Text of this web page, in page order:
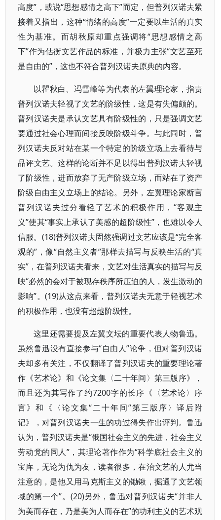
高度”，或说“思想感情之高下”而定，但普列汉诺夫紧
接着又指出，这种“情绪的高度”一定要以生活的真实
性为基准。而胡秋原却重点强调将“思想感情之高
下”作为估衡文艺作品的标准，并极力主张“文艺至死
是自由的”，这也不符合普列汉诺夫原典的内容。
以瞿秋白、冯雪峰等为代表的左翼理论家，指责
普列汉诺夫轻视了文艺的阶级性，这是有失偏颇的。
普列汉诺夫是承认文艺具有阶级性的，只是强调文艺
要通过社会心理而间接反映阶级斗争。与此同时，普
列汉诺夫反对站在某一个特定的阶级立场上去看待与
品评文艺。这样的论断并不足以得出普列汉诺夫轻视
了阶级性，进而放弃了无产阶级立场，而站在了资产
阶级自由主义立场上的结论。另外，左翼理论家断言
普列汉诺夫过分看轻了艺术的积极作用，“客观主
义”使其“事实上承认了美感的超阶级性”，也难以令人
信服。(18)普列汉诺夫固然强调过文艺应该是“完全客
观的”，像“自然主义者”那样去描写与反映生活的“真
实”，在普列汉诺夫看来，文艺对生活真实的描写与反
映“必然的会对于被现存秩序所压迫的人，发生激动的
影响”。(19)从这点来看，普列汉诺夫无意于轻视艺术
的积极作用，也没有超越阶级性。
这里还需要提及左翼文坛的重要代表人物鲁迅。
虽然鲁迅没有直接参与“自由人”论争，但对普列汉诺
夫却多有关注，不仅翻译了普列汉诺夫的重要理论著
作《艺术论》和《论文集〈二十年间〉第三版序》，
而且还为其写作了约7200字的长序《〈艺术论〉序
言》和《〈论文集“二十年间”第三版序〉译后附
记》，对普列汉诺夫一生的功过得失作出评判。鲁迅
认为，普列汉诺夫是“俄国社会主义的先进，社会主义
劳动党的同人”，其理论著作作为“科学底社会主义的
宝库，无论为仇为友，读者很多，在治文艺的人尤当
注意的，是他又用马克斯主义的锄锹，掘通了文艺领
域的第一个”。(20)另外，鲁迅对普列汉诺夫“并非人
为美而存在，乃是美为人而存在”的功利主义的艺术观